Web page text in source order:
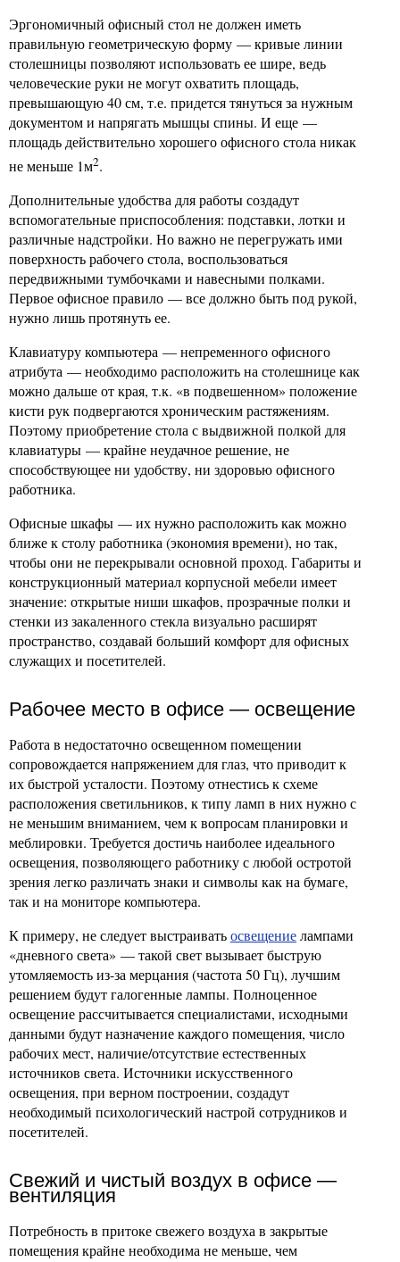
Эргономичный офисный стол не должен иметь
правильную геометрическую форму — кривые линии
столешницы позволяют использовать ее шире, ведь
человеческие руки не могут охватить площадь,
превышающую 40 см, т.е. придется тянуться за нужным
документом и напрягать мышцы спины. И еще —
площадь действительно хорошего офисного стола никак
не меньше 1м2.
Дополнительные удобства для работы создадут
вспомогательные приспособления: подставки, лотки и
различные надстройки. Но важно не перегружать ими
поверхность рабочего стола, воспользоваться
передвижными тумбочками и навесными полками.
Первое офисное правило — все должно быть под рукой,
нужно лишь протянуть ее.
Клавиатуру компьютера — непременного офисного
атрибута — необходимо расположить на столешнице как
можно дальше от края, т.к. «в подвешенном» положение
кисти рук подвергаются хроническим растяжениям.
Поэтому приобретение стола с выдвижной полкой для
клавиатуры — крайне неудачное решение, не
способствующее ни удобству, ни здоровью офисного
работника.
Офисные шкафы — их нужно расположить как можно
ближе к столу работника (экономия времени), но так,
чтобы они не перекрывали основной проход. Габариты и
конструкционный материал корпусной мебели имеет
значение: открытые ниши шкафов, прозрачные полки и
стенки из закаленного стекла визуально расширят
пространство, создавай больший комфорт для офисных
служащих и посетителей.
Рабочее место в офисе — освещение
Работа в недостаточно освещенном помещении
сопровождается напряжением для глаз, что приводит к
их быстрой усталости. Поэтому отнестись к схеме
расположения светильников, к типу ламп в них нужно с
не меньшим вниманием, чем к вопросам планировки и
меблировки. Требуется достичь наиболее идеального
освещения, позволяющего работнику с любой остротой
зрения легко различать знаки и символы как на бумаге,
так и на мониторе компьютера.
К примеру, не следует выстраиватьосвещениелампами
«дневного света» — такой свет вызывает быструю
утомляемость из-за мерцания (частота 50 Гц), лучшим
решением будут галогенные лампы. Полноценное
освещение рассчитывается специалистами, исходными
данными будут назначение каждого помещения, число
рабочих мест, наличие/отсутствие естественных
источников света. Источники искусственного
освещения, при верном построении, создадут
необходимый психологический настрой сотрудников и
посетителей.
Свежий и чистый воздух в офисе —
вентиляция
Потребность в притоке свежего воздуха в закрытые
помещения крайне необходима не меньше, чем